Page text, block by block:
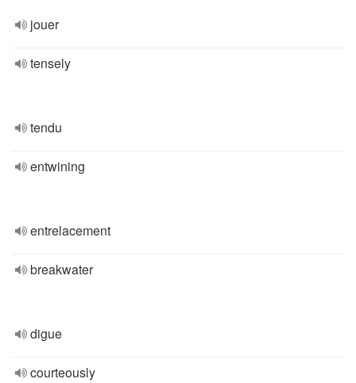
jouer
tensely
tendu
entwining
entrelacement
breakwater
digue
courteously